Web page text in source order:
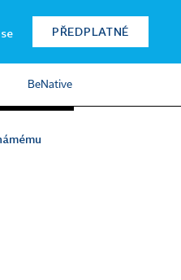
PŘEDPLATNÉ
BeNative